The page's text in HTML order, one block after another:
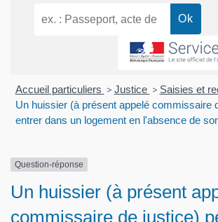
Accueil particuliers > Justice > Saisies et
Un huissier (à présent appelé commissaire
entrer dans un logement en l'absence de
Question-réponse
Un huissier (à présent
commissaire de justice)